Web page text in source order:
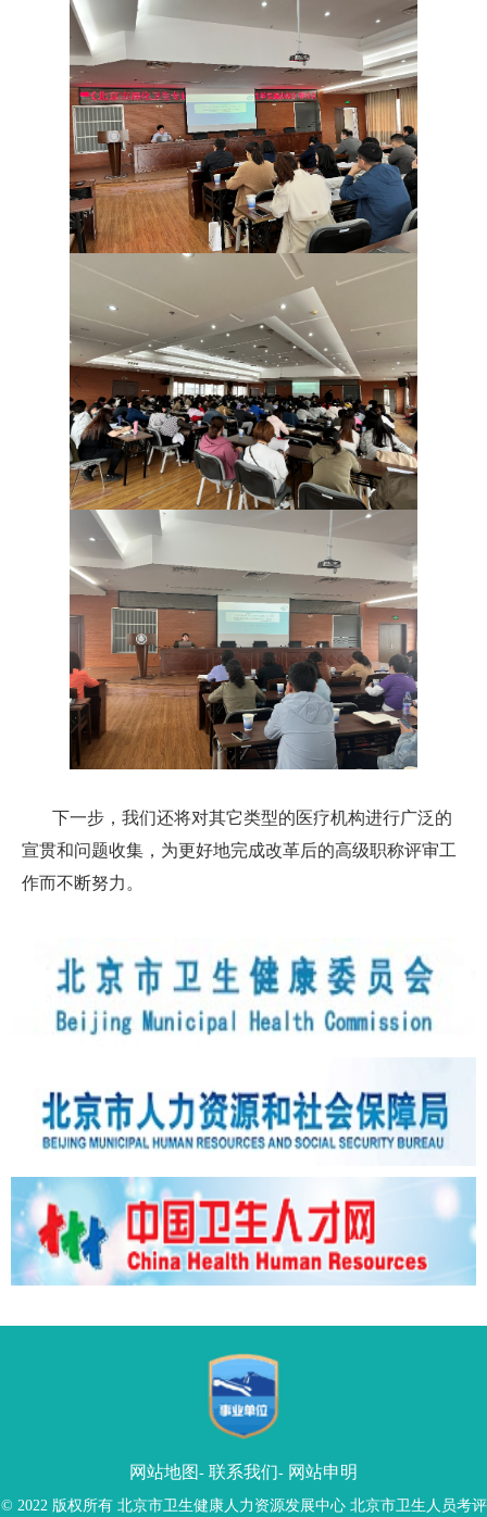
下一步，我们还将对其它类型的医疗机构进行广泛的
宣贯和问题收集，为更好地完成改革后的高级职称评审工
作而不断努力。
网站地图 - 联系我们- 网站申明
© 2022 版权所有 北京市卫生健康人力资源发展中心 北京市卫生人员考评